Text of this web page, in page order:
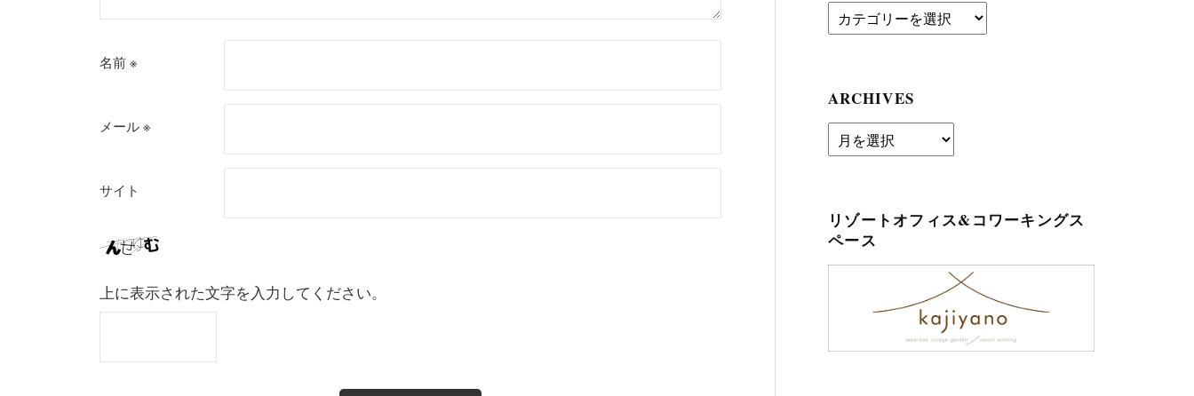
名前 ※
メール ※
サイト
上に表示された文字を入力してください。
Category
ARCHIVES
archives
リゾートオフィス&コワーキングス
ペース